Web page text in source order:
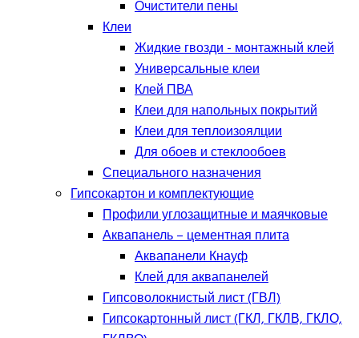
Очистители пены
Клеи
Жидкие гвозди - монтажный клей
Универсальные клеи
Клей ПВА
Клеи для напольных покрытий
Клеи для теплоизоялции
Для обоев и стеклообоев
Специального назначения
Гипсокартон и комплектующие
Профили углозащитные и маячковые
Аквапанель – цементная плита
Аквапанели Кнауф
Клей для аквапанелей
Гипсоволокнистый лист (ГВЛ)
Гипсокартонный лист (ГКЛ, ГКЛВ, ГКЛО,